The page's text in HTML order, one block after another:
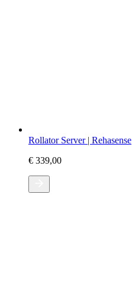
Rollator Server | Rehasense
€ 339,00